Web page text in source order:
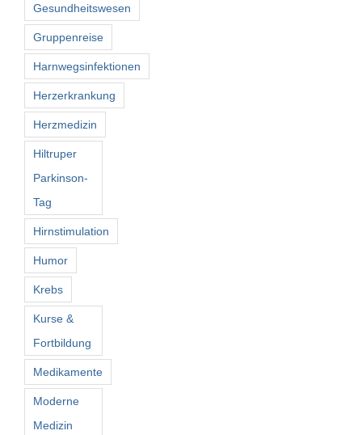
Gesundheitswesen
Gruppenreise
Harnwegsinfektionen
Herzerkrankung
Herzmedizin
Hiltruper
Parkinson-
Tag
Hirnstimulation
Humor
Krebs
Kurse &
Fortbildung
Medikamente
Moderne
Medizin